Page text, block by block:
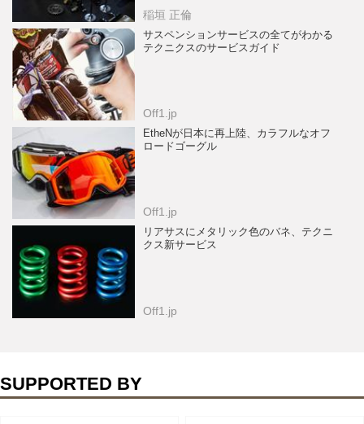
稲垣 正倫
サスペンションサービスの全てがわかる
テクニクスのサービスガイド
Off1.jp
EtheNが日本に再上陸、カラフルなオフ
ロードゴーグル
Off1.jp
リアサスにメタリック色のバネ、テクニ
クス新サービス
Off1.jp
SUPPORTED BY